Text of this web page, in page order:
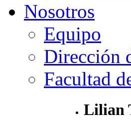
Nosotros
Equipo
Dirección
Facultad
Lilian